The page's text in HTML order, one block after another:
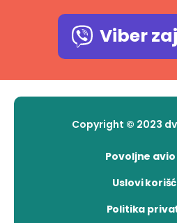
Viber
Copyright © 2023
Povoljne
Uslovi
Politika